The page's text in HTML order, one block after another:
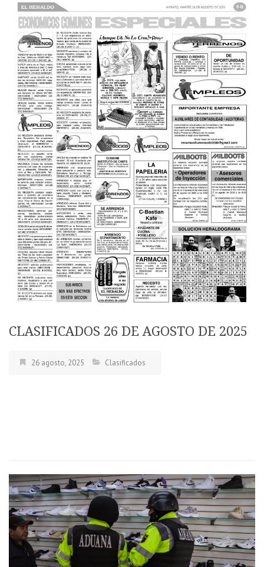
CLASIFICADOS 26 DE AGOSTO DE 2025
26 agosto, 2025 Clasificados